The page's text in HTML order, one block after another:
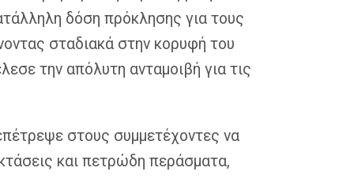
δόση πρόκλησης για τους
σταδιακά στην κορυφή του
την απόλυτη ανταμοιβή για τις
στους συμμετέχοντες να
και πετρώδη περάσματα,